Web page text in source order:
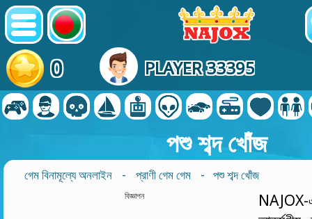
0 PLAYER 33395
পশু শব্দ খোঁজ
গেম বিনামূল্যে অনলাইন - প্রাণী গেম গেম - পশু শব্দ খোঁজ
বিজ্ঞাপন
NAJOX-এ